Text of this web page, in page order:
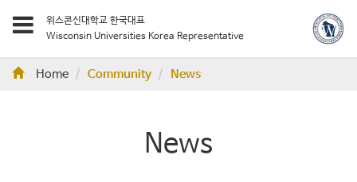
위스콘신대학교 한국대표
Wisconsin Universities Korea Representative
Home Community News
News